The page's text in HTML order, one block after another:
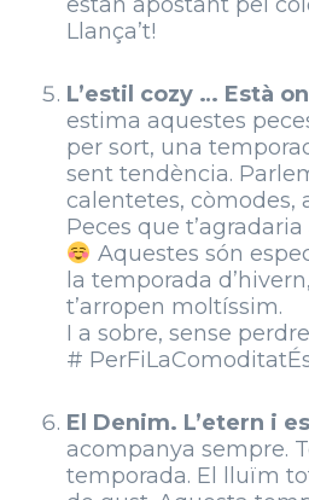
Llança’t!
L’estil cozy … Està
estima aquestes
per sort, una
sent tendència.
calentetes, còmodes,
Peces que
Aquestes són
la temporada
t’arropen moltíssim.
I a sobre, sense perdre
#
El Denim. L’etern i
acompanya sempre.
temporada. El lluïm